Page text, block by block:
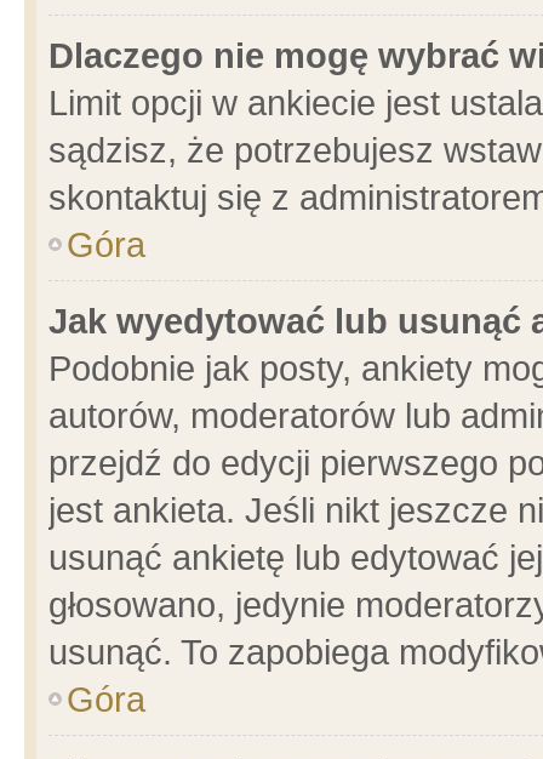
Dlaczego nie mogę wybrać
Limit opcji w ankiecie jest
sądzisz, że potrzebujesz
skontaktuj się z
Góra
Jak wyedytować lub usunąć
Podobnie jak posty, ankiety
autorów, moderatorów lub
przejdź do edycji pierwszego
jest ankieta. Jeśli nikt jeszcze
usunąć ankietę lub edytować
głosowano, jedynie
usunąć. To zapobiega
Góra